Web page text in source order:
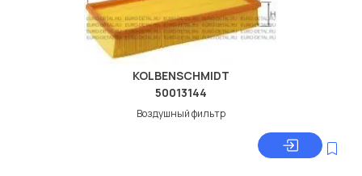
KOLBENSCHMIDT
50013144
Воздушный фильтр